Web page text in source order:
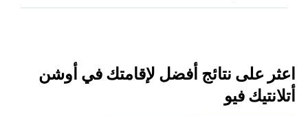
اعثر على نتائج أفضل لإقامتك في أوشن
أتلانتيك فيو